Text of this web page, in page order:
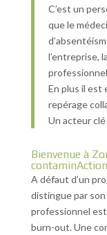
C’est un
que le
l’entreprise,
En plus il est
repérage
Un acteur
Bienvenue à
contaminAction
A défaut d’un
distingue par son
professionnel
burn-out. Une